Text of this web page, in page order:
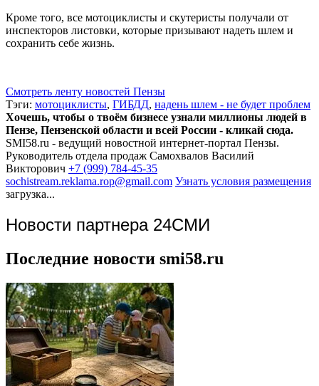
Кроме того, все мотоциклисты и скутеристы получали от
инспекторов листовки, которые призывают надеть шлем и
сохранить себе жизнь.
Смотреть ленту новостей Пензы
Тэги: мотоциклисты, ГИБДД, надень шлем - не будет проблем
Хочешь, чтобы о твоём бизнесе узнали миллионы людей в
Пензе, Пензенской области и всей России - кликай сюда.
SMI58.ru - ведущий новостной интернет-портал Пензы.
Руководитель отдела продаж Самохвалов Василий
Викторович +7 (999) 784-45-35
sochistream.reklama.rop@gmail.com Узнать условия размещения
загрузка...
Новости партнера 24СМИ
Последние новости smi58.ru